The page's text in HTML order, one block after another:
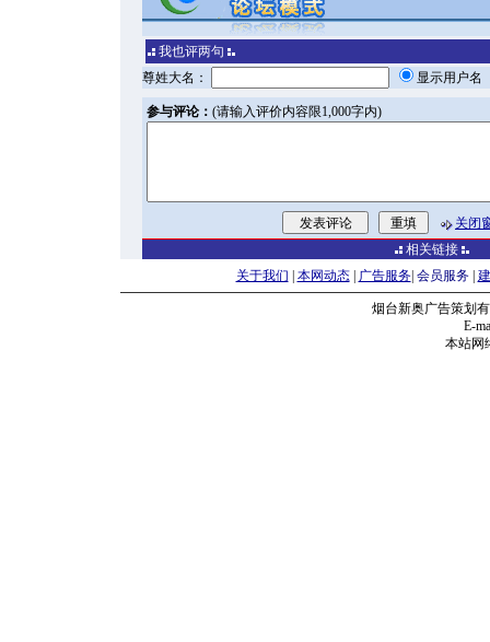
我也评两句
尊姓大名：
显示用户
参与评论： (请输入评价内容限1,000字内)
关闭
相关链接
关于我们
本网动态| 广告服务| 会员服务|
烟台新奥广告策划
E-
本站网